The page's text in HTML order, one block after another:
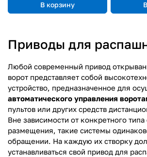
В корзину
Приводы для
Любой современный привод
ворот представляет собой
устройство, предназначенное для
автоматического управления
пультов или других средств
Вне зависимости от конкретного типа
размещения, такие системы
обращении. На каждую их створку
устанавливаться свой привод для